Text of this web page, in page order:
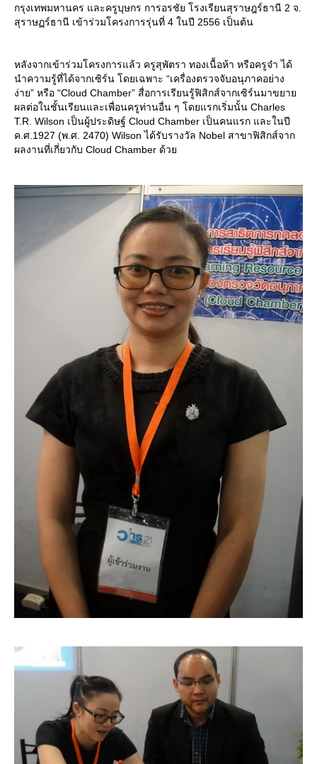
กรุงเทพมหานคร และครูบุษกร การอรชัย โรงเรียนสุราษฎร์ธานี 2 จ.
สุราษฏร์ธานี เข้าร่วมโครงการรุ่นที่ 4 ในปี 2556 เป็นต้น
หลังจากเข้าร่วมโครงการแล้ว ครูสุพัตรา ทองเนื้อห้า หรือครูจ๋า ได้
นำความรู้ที่ได้จากเซิร์น โดยเฉพาะ “เครื่องตรวจจับอนุภาคอย่าง
ง่าย” หรือ “Cloud Chamber” สื่อการเรียนรู้ฟิสิกส์จากเซิร์นมาขยา
ผลต่อในชั้นเรียนและเพื่อนครูท่านอื่น ๆ โดยแรกเริ่มนั้น Charles
T.R. Wilson เป็นผู้ประดิษฐ์ Cloud Chamber เป็นคนแรก และในปี
ค.ศ.1927 (พ.ศ. 2470) Wilson ได้รับรางวัล Nobel สาขาฟิสิกส์จาก
ผลงานที่เกี่ยวกับ Cloud Chamber ด้ว